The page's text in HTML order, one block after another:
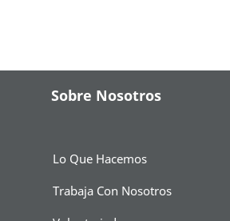
Sobre Nosotros
Lo Que Hacemos
Trabaja Con Nosotros